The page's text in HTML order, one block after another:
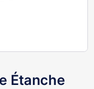
Étanche